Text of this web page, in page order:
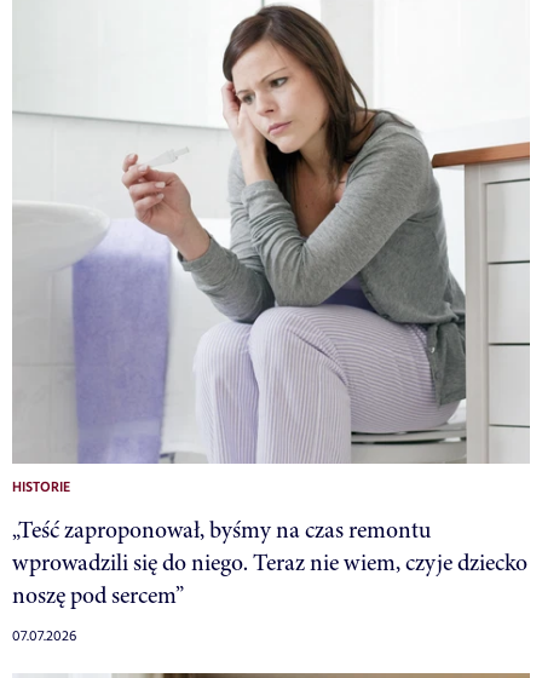
HISTORIE
„Teść zaproponował, byśmy na czas remontu
wprowadzili się do niego. Teraz nie wiem, czyje dziecko
noszę pod sercem”
07.07.2026